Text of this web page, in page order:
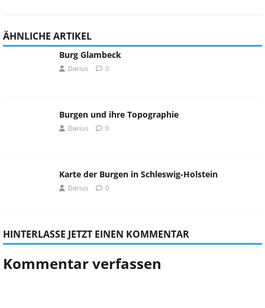
ÄHNLICHE ARTIKEL
Burg Glambeck
Darius 0
Burgen und ihre Topographie
Darius 0
Karte der Burgen in Schleswig-Holstein
Darius 0
HINTERLASSE JETZT EINEN KOMMENTAR
Kommentar verfassen